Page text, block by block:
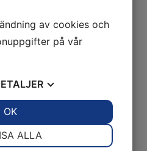
av cookies och
på vår
ALLA
OK